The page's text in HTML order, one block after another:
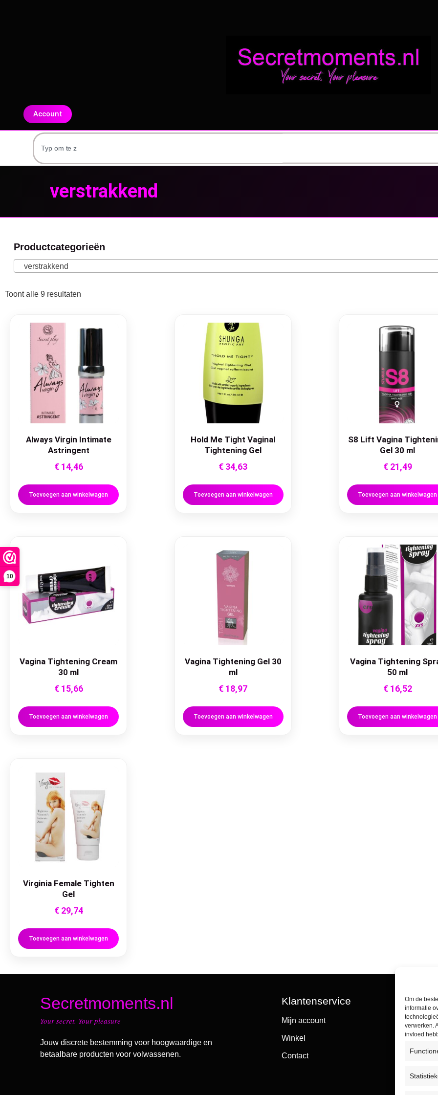
10
Om de
informatie
verwerken.
invloed
Account
verstrakkend
Productcategorieën
verstrakkend
Toont alle 9 resultaten
Always Virgin Intimate
Astringent
€14,46
Toevoegen aan winkelwagen
Hold Me Tight Vaginal
Tightening Gel
€ 34,63
Toevoegen aan winkelwagen
S8 Lift Vagina
Gel 30 ml
€21,49
Toevoegen aan winkelwagen
Vagina Tightening Cream
30 ml
€15,66
Toevoegen aan winkelwagen
Vagina Tightening Gel 30
ml
€ 18,97
Toevoegen aan winkelwagen
Vagina Tightening
50 ml
€16,52
Toevoegen aan winkelwagen
Virginia Female Tighten
Gel
€29,74
Toevoegen aan winkelwagen
Secretmoments.nl
Your secret. Your pleasure
Jouw discrete bestemming voor hoogwaardige en
betaalbare producten voor volwassenen.
Klantenservice
Mijn account
Winkel
Contact